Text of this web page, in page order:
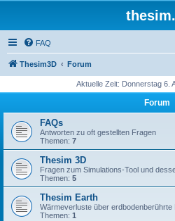
FAQ
Thesim3D Forum
Aktuelle Zeit: Donnerstag 6.
Forum
FAQs
Antworten zu oft gestellten Fragen
Themen: 7
Thesim 3D
Fragen zum Simulations-Tool und
Themen: 5
Thesim Earth
Wärmeverluste über
Themen: 1